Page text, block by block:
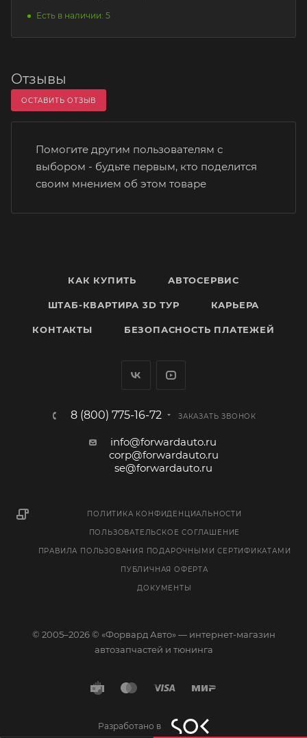
Есть в наличии: 5
Отзывы
ОСТАВИТЬ ОТЗЫВ
Помогите другим пользователям с
выбором - будьте первым, кто поделится
своим мнением об этом товаре
КАК КУПИТЬ АВТОСЕРВИС
ШТАБ-КВАРТИРА 3D ТУР КАРЬЕРА
КОНТАКТЫ БЕЗОПАСНОСТЬ ПЛАТЕЖЕЙ
8 (800) 775-16-72 ЗАКАЗАТЬ ЗВОНОК
info@forwardauto.ru
corp@forwardauto.ru
se@forwardauto.ru
ПОЛИТИКА КОНФИДЕНЦИАЛЬНОСТИ
ПОЛЬЗОВАТЕЛЬСКОЕ СОГЛАШЕНИЕ
ПРАВИЛА ПОЛЬЗОВАНИЯ ПОДАРОЧНЫМИ СЕРТИФИКАТАМИ
ПУБЛИЧНАЯ ОФЕРТА
ДОКУМЕНТЫ
© 2005–2026 © «Форвард Авто» — интернет-магазин
автозапчастей и тюнинга
Разработано в